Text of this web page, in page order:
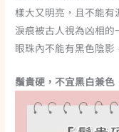
樣大又明亮，且不能
淚痕被古人視為凶相
眼珠內不能有黑色陰影
鬚貴硬，不宜黑白兼色